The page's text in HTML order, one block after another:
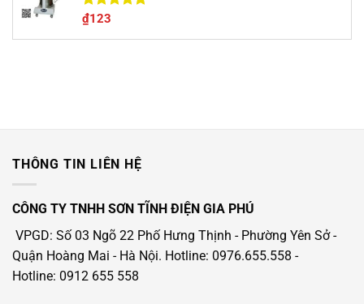
Được xếp
5 sao
₫123
THÔNG TIN LIÊN HỆ
CÔNG TY TNHH SƠN TĨNH ĐIỆN GIA PHÚ
VPGD: Số 03 Ngõ 22 Phố Hưng Thịnh - Phường Yên Sở -
Quận Hoàng Mai - Hà Nội. Hotline: 0976.655.558 -
Hotline: 0912 655 558